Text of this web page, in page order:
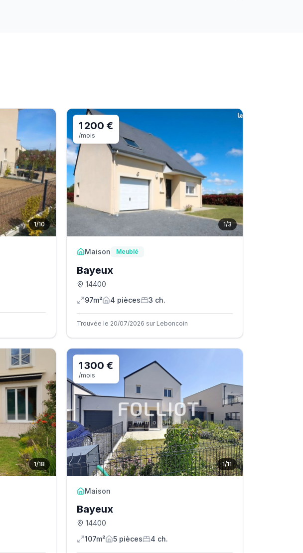
1/10 1/3
1 200 €
/mois
Maison Meublé
Bayeux
14400
97m²
4 pièces 3 ch.
Trouvée le 20/07/2026 sur Leboncoin
1/18 1/11
1 300 €
/mois
Maison
Bayeux
14400
107m²
5 pièces 4 ch.